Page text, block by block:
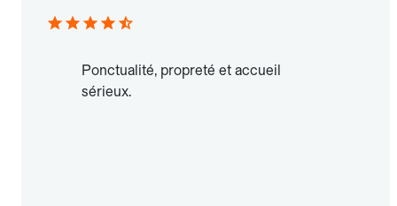
Ponctualité, propreté et accueil
sérieux.